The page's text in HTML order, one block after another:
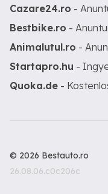
Cazare24.ro -
Bestbike.ro -
Animalutul.ro -
Startapro.hu -
Quoka.de -
© 2026 Bestauto.ro
26.08.06.c0c206c